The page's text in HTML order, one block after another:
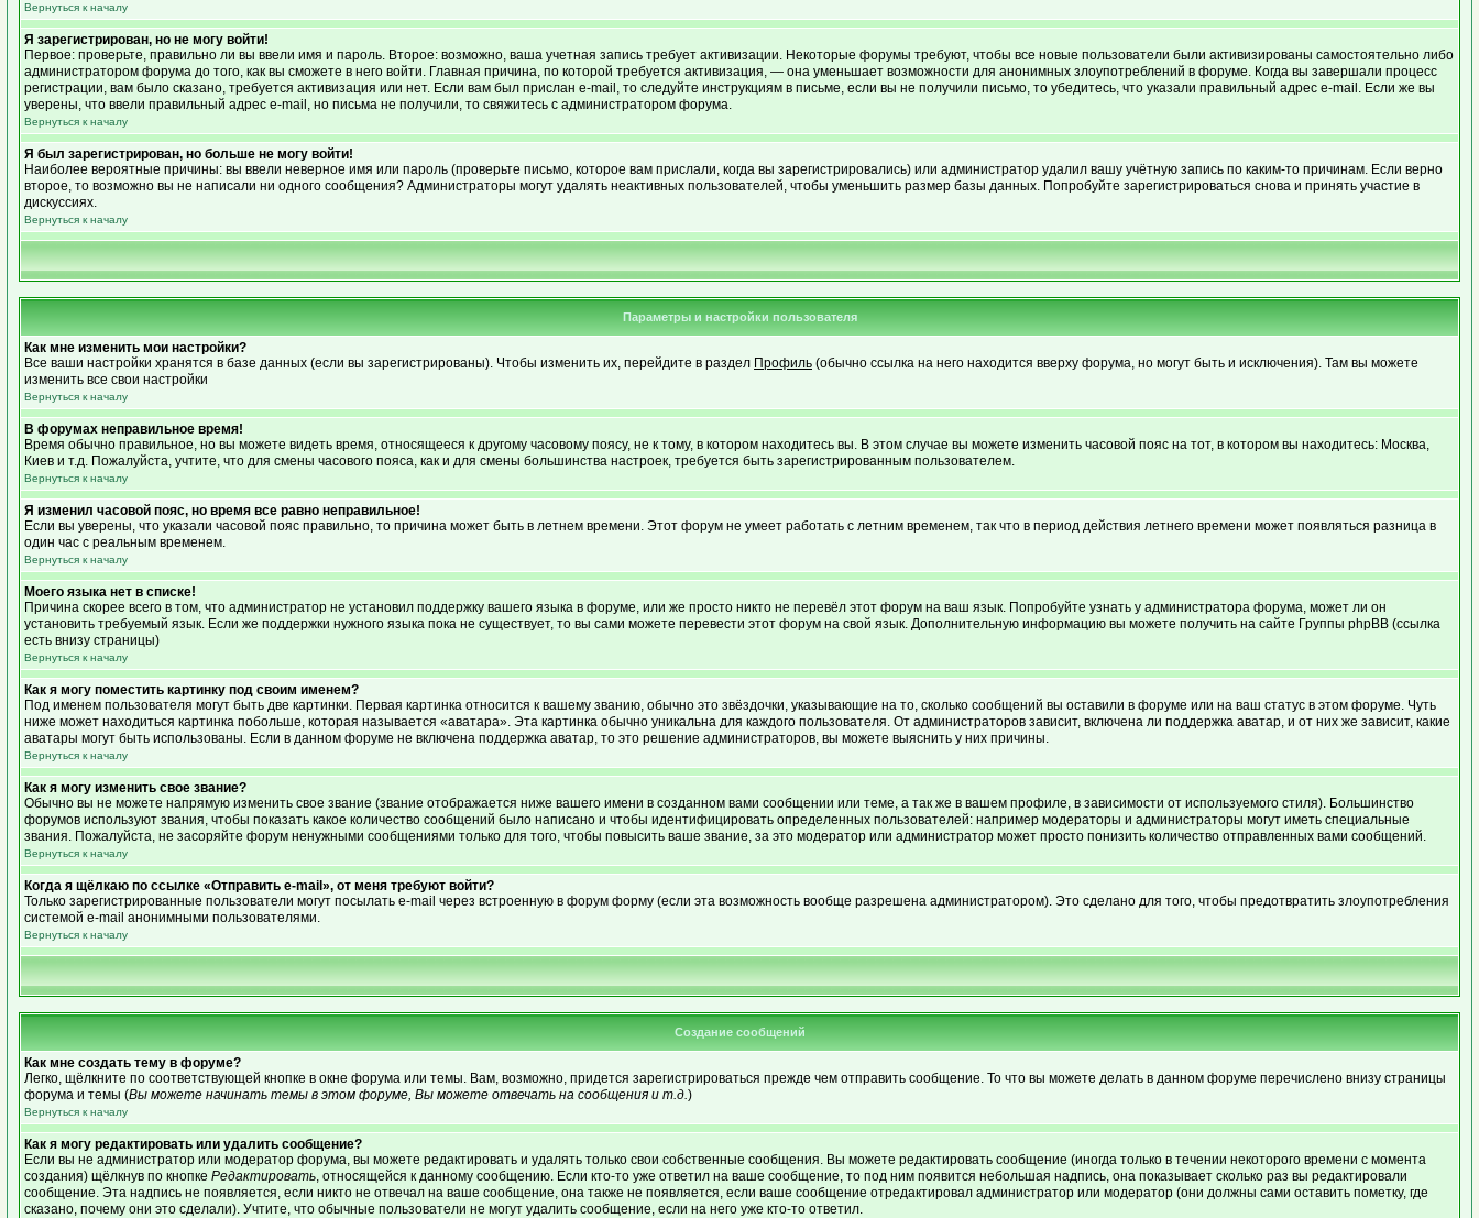
Вернуться к началу
Я зарегистрирован, но не могу войти!
Первое: проверьте, правильно ли вы ввели имя и пароль. Второе: возможно, ваша учетная запись требует активизации. Некоторые форумы требуют, чтобы все новые пользователи были активизированы самостоятельно либо
администратором форума до того, как вы сможете в него войти. Главная причина, по которой требуется активизация, — она уменьшает возможности для анонимных злоупотреблений в форуме. Когда вы завершали процесс
регистрации, вам было сказано, требуется активизация или нет. Если вам был прислан e-mail, то следуйте инструкциям в письме, если вы не получили письмо, то убедитесь, что указали правильный адрес e-mail. Если же вы
уверены, что ввели правильный адрес e-mail, но письма не получили, то свяжитесь с администратором форума.
Вернуться к началу
Я был зарегистрирован, но больше не могу войти!
Наиболее вероятные причины: вы ввели неверное имя или пароль (проверьте письмо, которое вам прислали, когда вы зарегистрировались) или администратор удалил вашу учётную запись по каким-то причинам. Если верно
второе, то возможно вы не написали ни одного сообщения? Администраторы могут удалять неактивных пользователей, чтобы уменьшить размер базы данных. Попробуйте зарегистрироваться снова и принять участие в
дискуссиях.
Вернуться к началу
Параметры и настройки пользователя
Как мне изменить мои настройки?
Все ваши настройки хранятся в базе данных (если вы зарегистрированы). Чтобы изменить их, перейдите в раздел Профиль (обычно ссылка на него находится вверху форума, но могут быть и исключения). Там вы можете
изменить все свои настройки
Вернуться к началу
В форумах неправильное время!
Время обычно правильное, но вы можете видеть время, относящееся к другому часовому поясу, не к тому, в котором находитесь вы. В этом случае вы можете изменить часовой пояс на тот, в котором вы находитесь: Москва,
Киев и т.д. Пожалуйста, учтите, что для смены часового пояса, как и для смены большинства настроек, требуется быть зарегистрированным пользователем.
Вернуться к началу
Я изменил часовой пояс, но время все равно неправильное!
Если вы уверены, что указали часовой пояс правильно, то причина может быть в летнем времени. Этот форум не умеет работать с летним временем, так что в период действия летнего времени может появляться разница в
один час с реальным временем.
Вернуться к началу
Моего языка нет в списке!
Причина скорее всего в том, что администратор не установил поддержку вашего языка в форуме, или же просто никто не перевёл этот форум на ваш язык. Попробуйте узнать у администратора форума, может ли он
установить требуемый язык. Если же поддержки нужного языка пока не существует, то вы сами можете перевести этот форум на свой язык. Дополнительную информацию вы можете получить на сайте Группы phpBB (ссылка
есть внизу страницы)
Вернуться к началу
Как я могу поместить картинку под своим именем?
Под именем пользователя могут быть две картинки. Первая картинка относится к вашему званию, обычно это звёздочки, указывающие на то, сколько сообщений вы оставили в форуме или на ваш статус в этом форуме. Чуть
ниже может находиться картинка побольше, которая называется «аватара». Эта картинка обычно уникальна для каждого пользователя. От администраторов зависит, включена ли поддержка аватар, и от них же зависит, какие
аватары могут быть использованы. Если в данном форуме не включена поддержка аватар, то это решение администраторов, вы можете выяснить у них причины.
Вернуться к началу
Как я могу изменить свое звание?
Обычно вы не можете напрямую изменить свое звание (звание отображается ниже вашего имени в созданном вами сообщении или теме, а так же в вашем профиле, в зависимости от используемого стиля). Большинство
форумов используют звания, чтобы показать какое количество сообщений было написано и чтобы идентифицировать определенных пользователей: например модераторы и администраторы могут иметь специальные
звания. Пожалуйста, не засоряйте форум ненужными сообщениями только для того, чтобы повысить ваше звание, за это модератор или администратор может просто понизить количество отправленных вами сообщений.
Вернуться к началу
Когда я щёлкаю по ссылке «Отправить e-mail», от меня требуют войти?
Только зарегистрированные пользователи могут посылать e-mail через встроенную в форум форму (если эта возможность вообще разрешена администратором). Это сделано для того, чтобы предотвратить злоупотребления
системой e-mail анонимными пользователями.
Вернуться к началу
Создание сообщений
Как мне создать тему в форуме?
Легко, щёлкните по соответствующей кнопке в окне форума или темы. Вам, возможно, придется зарегистрироваться прежде чем отправить сообщение. То что вы можете делать в данном форуме перечислено внизу страницы
форума и темы (Вы можете начинать темы в этом форуме, Вы можете отвечать на сообщения и т.д.)
Вернуться к началу
Как я могу редактировать или удалить сообщение?
Если вы не администратор или модератор форума, вы можете редактировать и удалять только свои собственные сообщения. Вы можете редактировать сообщение (иногда только в течении некоторого времени с момента
создания) щёлкнув по кнопке Редактировать, относящейся к данному сообщению. Если кто-то уже ответил на ваше сообщение, то под ним появится небольшая надпись, она показывает сколько раз вы редактировали
сообщение. Эта надпись не появляется, если никто не отвечал на ваше сообщение, она также не появляется, если ваше сообщение отредактировал администратор или модератор (они должны сами оставить пометку, где
сказано, почему они это сделали). Учтите, что обычные пользователи не могут удалить сообщение, если на него уже кто-то ответил.